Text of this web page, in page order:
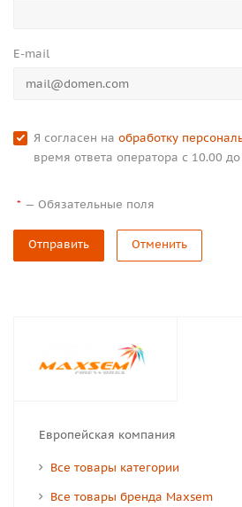
E-mail
Я согласен на обработку
время ответа оператора с 10.00
* — Обязательные поля
Отправить Отменить
Европейская компания
Все товары категории
Все товары бренда Maxsem